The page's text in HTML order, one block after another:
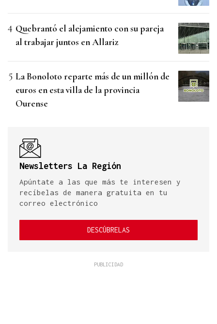
Quebrantó el alejamiento con su pareja
al trabajar juntos en Allariz
La Bonoloto reparte más de un millón de
euros en esta villa de la provincia
Ourense
Newsletters La Región
Apúntate a las que más te interesen y
recíbelas de manera gratuita en tu
correo electrónico
DESCÚBRELAS